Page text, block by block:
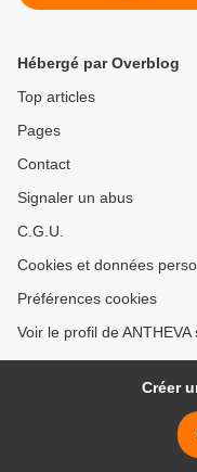
Hébergé par Overblog
Top articles
Pages
Contact
Signaler un abus
C.G.U.
Cookies et données
Préférences cookies
Voir le profil de
Créer